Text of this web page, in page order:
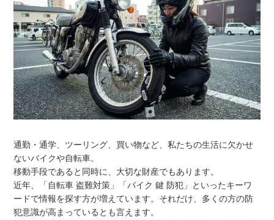
通勤・通学、ツーリング、買い物など、私たちの生活に欠かせ
ないバイクや自転車。
移動手段であると同時に、大切な財産でもあります。
近年、「自転車 盗難対策」「バイク 鍵 防犯」といったキーワ
ードで情報を探す方が増えています。それだけ、多くの方の防
犯意識が高まっているとも言えます。